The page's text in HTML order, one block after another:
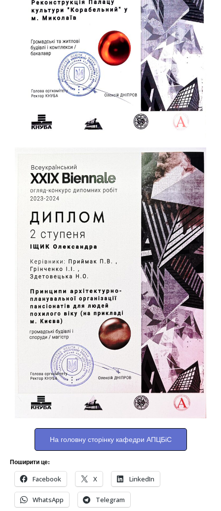
На головну сторінку кафедри АПЦБіС
Поширити це:
Facebook X LinkedIn
WhatsApp Telegram